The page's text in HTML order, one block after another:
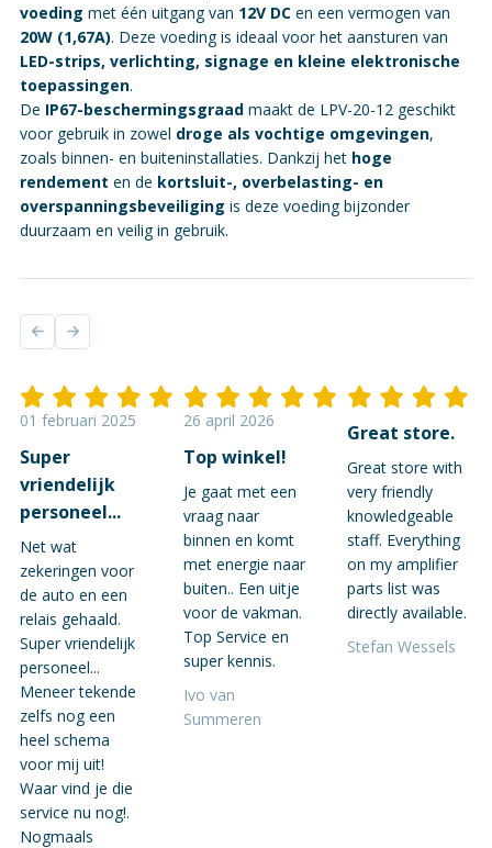
voeding met één uitgang van 12V DC en een vermogen van
20W (1,67A). Deze voeding is ideaal voor het aansturen van
LED-strips, verlichting, signage en kleine elektronische
toepassingen.
De IP67-beschermingsgraad maakt de LPV-20-12 geschikt
voor gebruik in zowel droge als vochtige omgevingen,
zoals binnen- en buiteninstallaties. Dankzij het hoge
rendement en de kortsluit-, overbelasting- en
overspanningsbeveiliging is deze voeding bijzonder
duurzaam en veilig in gebruik.
01 februari 2025
Super
vriendelijk
personeel...
Net wat
zekeringen voor
de auto en een
relais gehaald.
Super vriendelijk
personeel...
Meneer tekende
zelfs nog een
heel schema
voor mij uit!
Waar vind je die
service nu nog!.
Nogmaals
26 april 2026
Top winkel!
Je gaat met een
vraag naar
binnen en komt
met energie naar
buiten.. Een uitje
voor de vakman.
Top Service en
super kennis.
Ivo van
Summeren
Great store.
Great store with
very friendly
knowledgeable
staff. Everything
on my amplifier
parts list was
directly available.
Stefan Wessels